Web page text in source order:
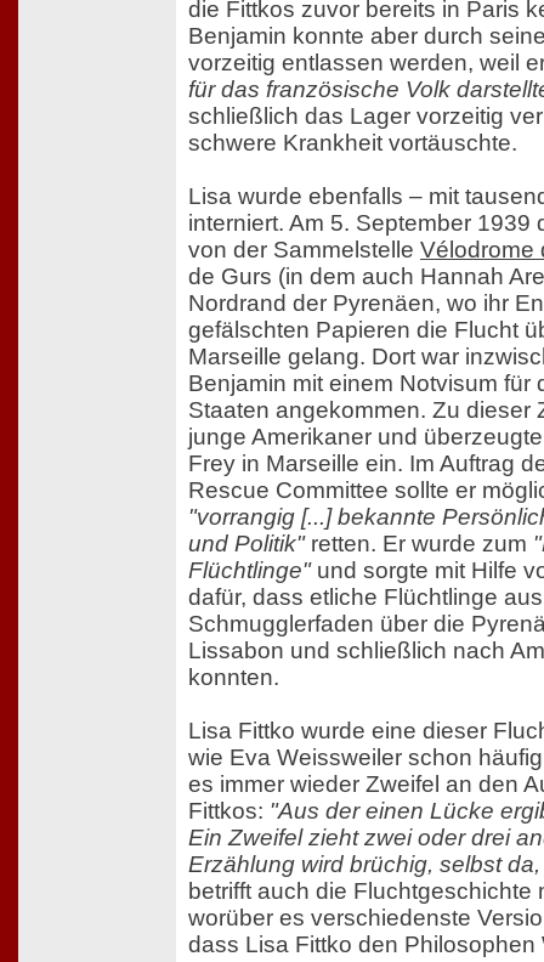
die Fittkos zuvor bereits in Paris
Benjamin konnte aber durch
vorzeitig entlassen werden, weil
für das französische Volk
schließlich das Lager vorzeitig
schwere Krankheit vortäuschte.
Lisa wurde ebenfalls – mit
interniert. Am 5. September 1939
von der Sammelstelle Vélodrome
de Gurs (in dem auch Hannah
Nordrand der Pyrenäen, wo ihr
gefälschten Papieren die Flucht
Marseille gelang. Dort war
Benjamin mit einem Notvisum für
Staaten angekommen. Zu dieser
junge Amerikaner und
Frey in Marseille ein. Im Auftrag
Rescue Committee sollte er
"vorrangig [...] bekannte
und Politik"retten. Er wurde zum
Flüchtlinge"und sorgte mit Hilfe
dafür, dass etliche Flüchtlinge
Schmugglerfaden über die
Lissabon und schließlich nach
konnten.
Lisa Fittko wurde eine dieser
wie Eva Weissweiler schon
es immer wieder Zweifel an den
Fittkos: "Aus der einen Lücke
Ein Zweifel zieht zwei oder drei
Erzählung wird brüchig, selbst
betrifft auch die Fluchtgeschichte
worüber es verschiedenste
dass Lisa Fittko den Philosophen